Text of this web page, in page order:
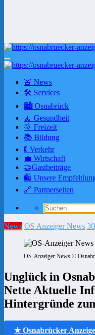
🚨 News
🛠 Services
🏙️ Osnabrück
🧘 Gesundheit
🌞 Freizeit
📚 Bildung
🚦 Verkehr
💼 Wirtschaft
🤝Gastbeiträge
🛍️ Unsere
🔗 Partnerseiten
News OS Anzeiger News
OS-Anzeiger News ©
Unglück in
Nette Aktuelle
Hintergründe
★ Osnabrücker